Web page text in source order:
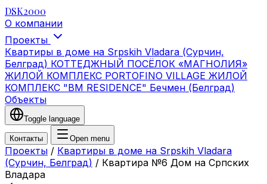
DSK2000
О компании
Проекты
Квартиры в доме на Srpskih Vladara (Сурчин,
Белград) КОТТЕДЖНЫЙ ПОСЁЛОК «МАГНОЛИЯ»
ЖИЛОЙ КОМПЛЕКС PORTOFINO VILLAGE ЖИЛОЙ
КОМПЛЕКС "BM RESIDENCE" Бечмен (Белград)
Объекты
Toggle language
Контакты Open menu
Проекты / Квартиры в доме на Srpskih Vladara
(Сурчин, Белград) / Квартира №6 Дом на Српских
Владара